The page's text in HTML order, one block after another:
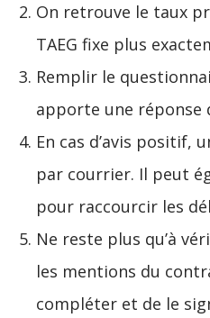
On retrouve le taux
TAEG fixe plus
Remplir le
apporte une réponse
En cas d’avis positif,
par courrier. Il peut
pour raccourcir les
Ne reste plus qu’à
les mentions du
compléter et de le